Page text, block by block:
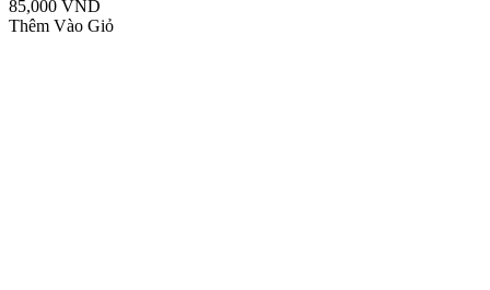
85,000 VND
Thêm Vào Giỏ